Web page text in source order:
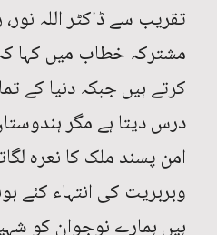
تقریب سے ڈاکٹر اللہ
مشترکہ خطاب میں کہا
کرتے ہیں جبکہ دنیا کے
درس دیتا ہے مگر
امن پسند ملک کا نعرہ
وبربریت کی انتہاء کئے
ہیں ہمارے نوجوان کو